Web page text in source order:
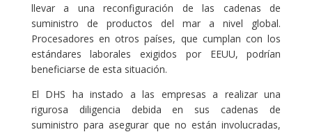
llevar a una reconfiguración de las cadenas de
suministro de productos del mar a nivel global.
Procesadores en otros países, que cumplan con los
estándares laborales exigidos por EEUU, podrían
beneficiarse de esta situación.
El DHS ha instado a las empresas a realizar una
rigurosa diligencia debida en sus cadenas de
suministro para asegurar que no están involucradas,